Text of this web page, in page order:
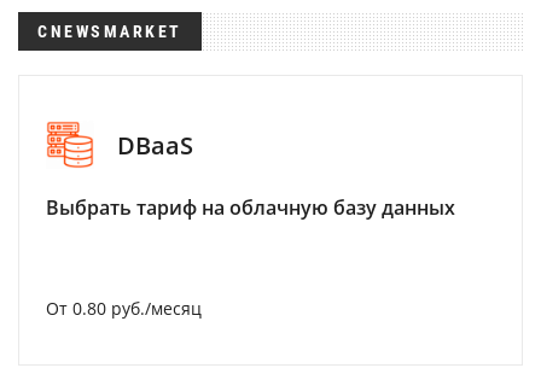
CNEWSMARKET
DBaaS
Выбрать тариф на облачную базу данных
От 0.80 руб./месяц